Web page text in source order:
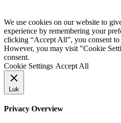
We use cookies on our website to
experience by remembering your
clicking “Accept All”, you consent
However, you may visit "Cookie
consent.
Cookie Settings Accept All
Luk
Privacy Overview